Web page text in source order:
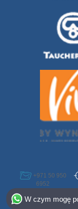
+971 50 950
6952
W czym mogę
Select Destination
Egypt